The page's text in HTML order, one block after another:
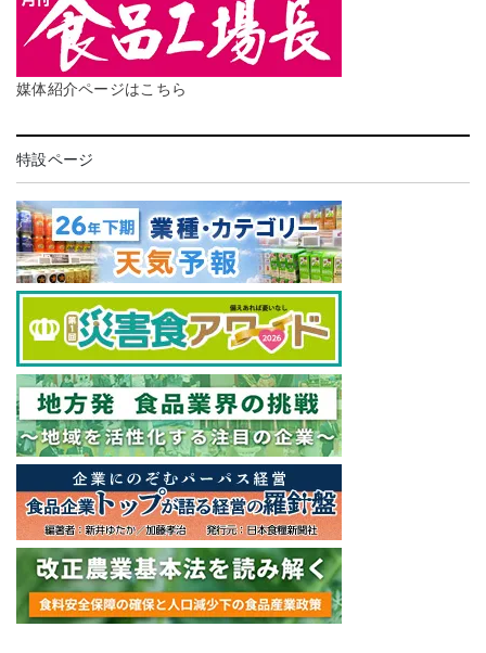
媒体紹介ページはこちら
特設ページ